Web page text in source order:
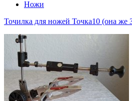
Ножи
Точилка для ножей Точка10 (она